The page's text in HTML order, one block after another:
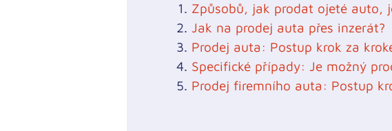
Způsobů, jak prodat ojeté auto,
Jak na prodej auta přes inzerát?
Prodej auta: Postup krok za
Specifické případy: Je možný
Prodej firemního auta: Postup